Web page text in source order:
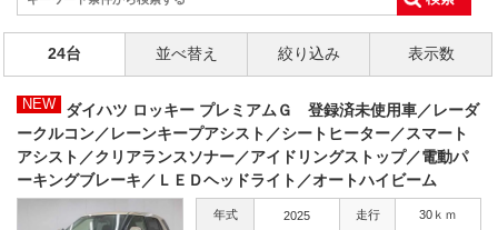
24台 並べ替え 絞り込み 表示数
NEW
ダイハツ ロッキー プレミアムＧ 登録済未使用車／レーダ
ークルコン／レーンキープアシスト／シートヒーター／スマート
アシスト／クリアランスソナー／アイドリングストップ／電動パ
ーキングブレーキ／ＬＥＤヘッドライト／オートハイビーム
年式 2025 走行 30ｋｍ